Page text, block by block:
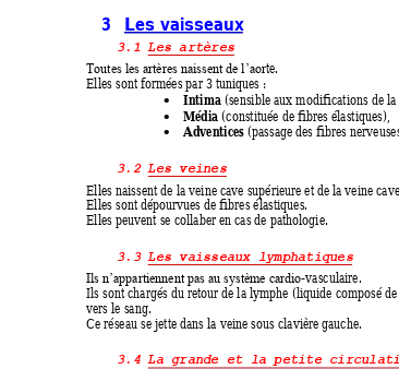
3 Les vaisseaux
3.1 Les artères
Toutes les artères naissent de l’aorte.
Elles sont formées par 3 tuniques :
 Intima (sensible aux modifications de la
 Média (constituée de fibres élastiques),
 Adventices (passage des fibres
3.2 Les veines
Elles naissent de la veine cave supérieure et de laveine
Elles sont dépourvues de fibres élastiques.
Elles peuvent se collaber en cas de pathologie.
3.3 Les vaisseaux lymphatiques
Ils n’appartiennent pas au système cardio-vasculaire.
Ils sont chargés du retour de la lymphe (liquide composé
vers le sang.
Ce réseau se jette dans la veine sous clavière gauche.
3.4 La grande et la petite